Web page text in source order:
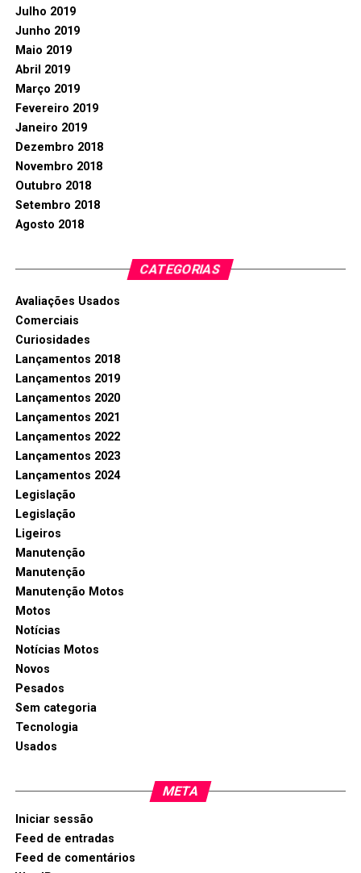
Julho 2019
Junho 2019
Maio 2019
Abril 2019
Março 2019
Fevereiro 2019
Janeiro 2019
Dezembro 2018
Novembro 2018
Outubro 2018
Setembro 2018
Agosto 2018
CATEGORIAS
Avaliações Usados
Comerciais
Curiosidades
Lançamentos 2018
Lançamentos 2019
Lançamentos 2020
Lançamentos 2021
Lançamentos 2022
Lançamentos 2023
Lançamentos 2024
Legislação
Legislação
Ligeiros
Manutenção
Manutenção
Manutenção Motos
Motos
Notícias
Notícias Motos
Novos
Pesados
Sem categoria
Tecnologia
Usados
META
Iniciar sessão
Feed de entradas
Feed de comentários